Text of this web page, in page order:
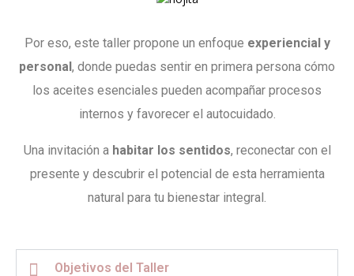
Por eso, este taller propone un enfoque experiencial y
personal, donde puedas sentir en primera persona cómo
los aceites esenciales pueden acompañar procesos
internos y favorecer el autocuidado.
Una invitación a habitar los sentidos, reconectar con el
presente y descubrir el potencial de esta herramienta
natural para tu bienestar integral.
Objetivos del Taller